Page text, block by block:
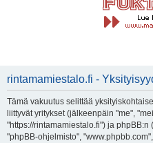
rintamamiestalo.fi -
Tämä vakuutus selittää
liittyvät yritykset (jälkeenpäin "me",
"https://rintamamiestalo.fi") ja
"phpBB-ohjelmisto",